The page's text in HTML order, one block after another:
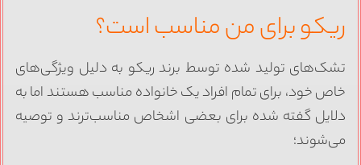
برای من مناسب است؟
تولید شده توسط برند ریکو به دلیل ویژگی‌های
خود، برای تمام افراد یک خانواده مناسب هستند اما به
گفته شده برای بعضی اشخاص مناسب‌ترند و توصیه